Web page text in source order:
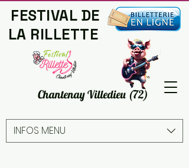
FESTIVAL DE
LA RILLETTE
Chantenay Villedieu (72)
© Comité Animation
INFOS MENU